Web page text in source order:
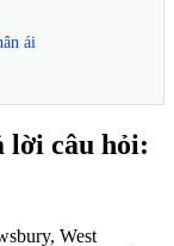
ái
lời câu hỏi:
West